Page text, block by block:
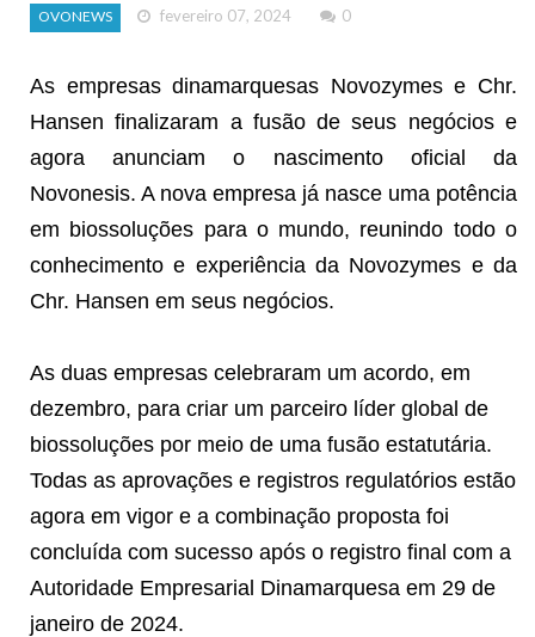
OVONEWS fevereiro 07, 2024 0
As empresas dinamarquesas Novozymes e Chr.
Hansen finalizaram a fusão de seus negócios e
agora anunciam o nascimento oficial da
Novonesis. A nova empresa já nasce uma potência
em biossoluções para o mundo, reunindo todo o
conhecimento e experiência da Novozymes e da
Chr. Hansen em seus negócios.
As duas empresas celebraram um acordo, em
dezembro, para criar um parceiro líder global de
biossoluções por meio de uma fusão estatutária.
Todas as aprovações e registros regulatórios estão
agora em vigor e a combinação proposta foi
concluída com sucesso após o registro final com a
Autoridade Empresarial Dinamarquesa em 29 de
janeiro de 2024.